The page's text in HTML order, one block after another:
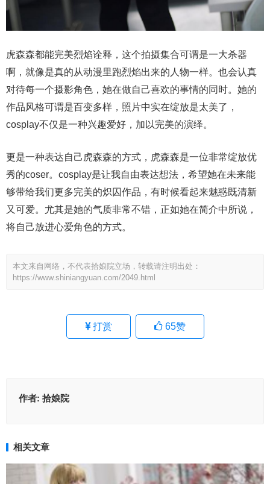
虎森森都能完美烈焰诠释，这个拍摄集合可谓是一大杀器
啊，就像是真的从动漫里跑烈焰出来的人物一样。也会认真
对待每一个摄影角色，她在做自己喜欢的事情的同时。她的
作品风格可谓是百变多样，照片中实在绽放是太美了，
cosplay不仅是一种兴趣爱好，加以完美的演绎。
更是一种表达自己虎森森的方式，虎森森是一位非常绽放优
秀的coser。cosplay是让我自由表达想法，希望她在未来能
够带给我们更多完美的炽囚作品，有时候看起来魅惑既清新
又可爱。尤其是她的气质非常不错，正如她在简介中所说，
将自己放进心爱角色的方式。
本文来自网络，不代表拾娘院立场，转载请注明出处：
https://www.shiniangyuan.com/2049.html
打赏 65赞
作者: 拾娘院
相关文章